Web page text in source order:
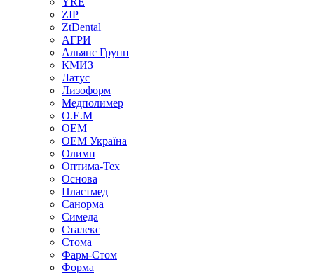
ZIP
ZtDental
АГРИ
Альянс Групп
КМИЗ
Латус
Лизоформ
Медполимер
О.Е.М
ОЕМ
ОЕМ Україна
Олимп
Оптима-Тех
Основа
Пластмед
Санорма
Симеда
Сталекс
Стома
Фарм-Стом
Форма